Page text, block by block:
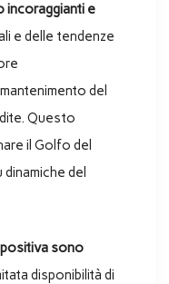
incoraggianti e
e delle tendenze
del
Questo
il Golfo del
del
sono
disponibilità di